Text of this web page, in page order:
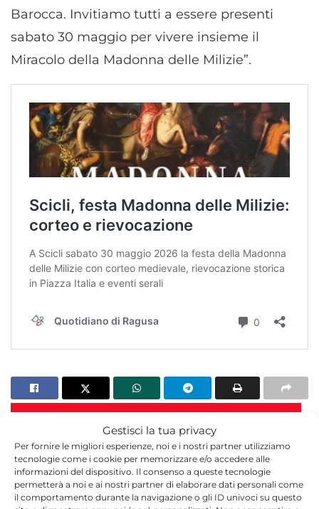
Gestisci la tua privacy
Per fornire le migliori esperienze, noi e i nostri partner utilizziamo
tecnologie come i cookie per memorizzare e/o accedere alle
informazioni del dispositivo. Il consenso a queste tecnologie
permetterà a noi e ai nostri partner di elaborare dati personali come
il comportamento durante la navigazione o gli ID univoci su questo
Barocca. Invitiamo tutti a essere presenti
sabato 30 maggio per vivere insieme il
Miracolo della Madonna delle Milizie”.